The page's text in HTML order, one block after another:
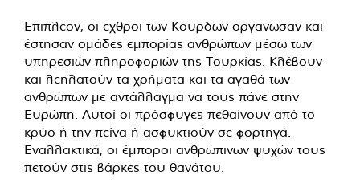
Επιπλέον, οι εχθροί των Κούρδων οργάνωσαν και
έστησαν ομάδες εμπορίας ανθρώπων μέσω των
υπηρεσιών πληροφοριών της Τουρκίας. Κλέβουν
και λεηλατούν τα χρήματα και τα αγαθά των
ανθρώπων με αντάλλαγμα να τους πάνε στην
Ευρώπη. Αυτοί οι πρόσφυγες πεθαίνουν από το
κρύο ή την πείνα ή ασφυκτιούν σε φορτηγά.
Εναλλακτικά, οι έμποροι ανθρώπινων ψυχών τους
πετούν στις βάρκες του θανάτου.